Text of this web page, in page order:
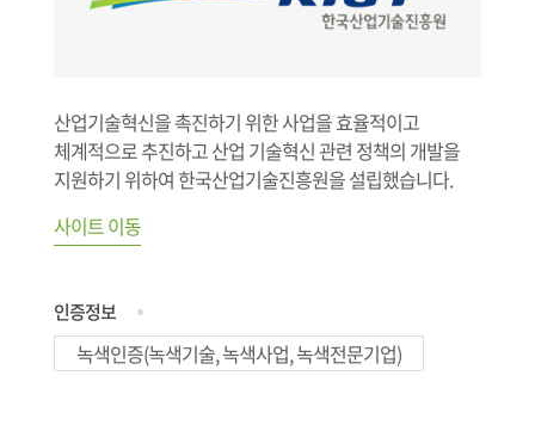
산업기술혁신을 촉진하기 위한 사업을 효율적이고
체계적으로 추진하고 산업 기술혁신 관련 정책의 개발을
지원하기 위하여 한국산업기술진흥원을 설립했습니다.
사이트 이동
인증정보
녹색인증(녹색기술, 녹색사업, 녹색전문기업)